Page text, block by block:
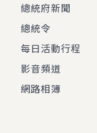
總統府新聞
總統令
每日活動行程
影音頻道
網路相簿